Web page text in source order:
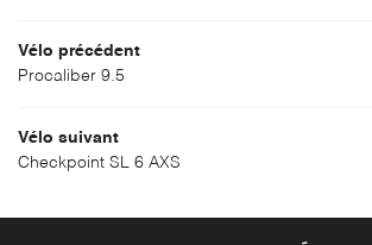
ACTUALITÉS
CONTACT
Vélo précédent
Procaliber 9.5
Vélo suivant
Checkpoint SL 6 AXS